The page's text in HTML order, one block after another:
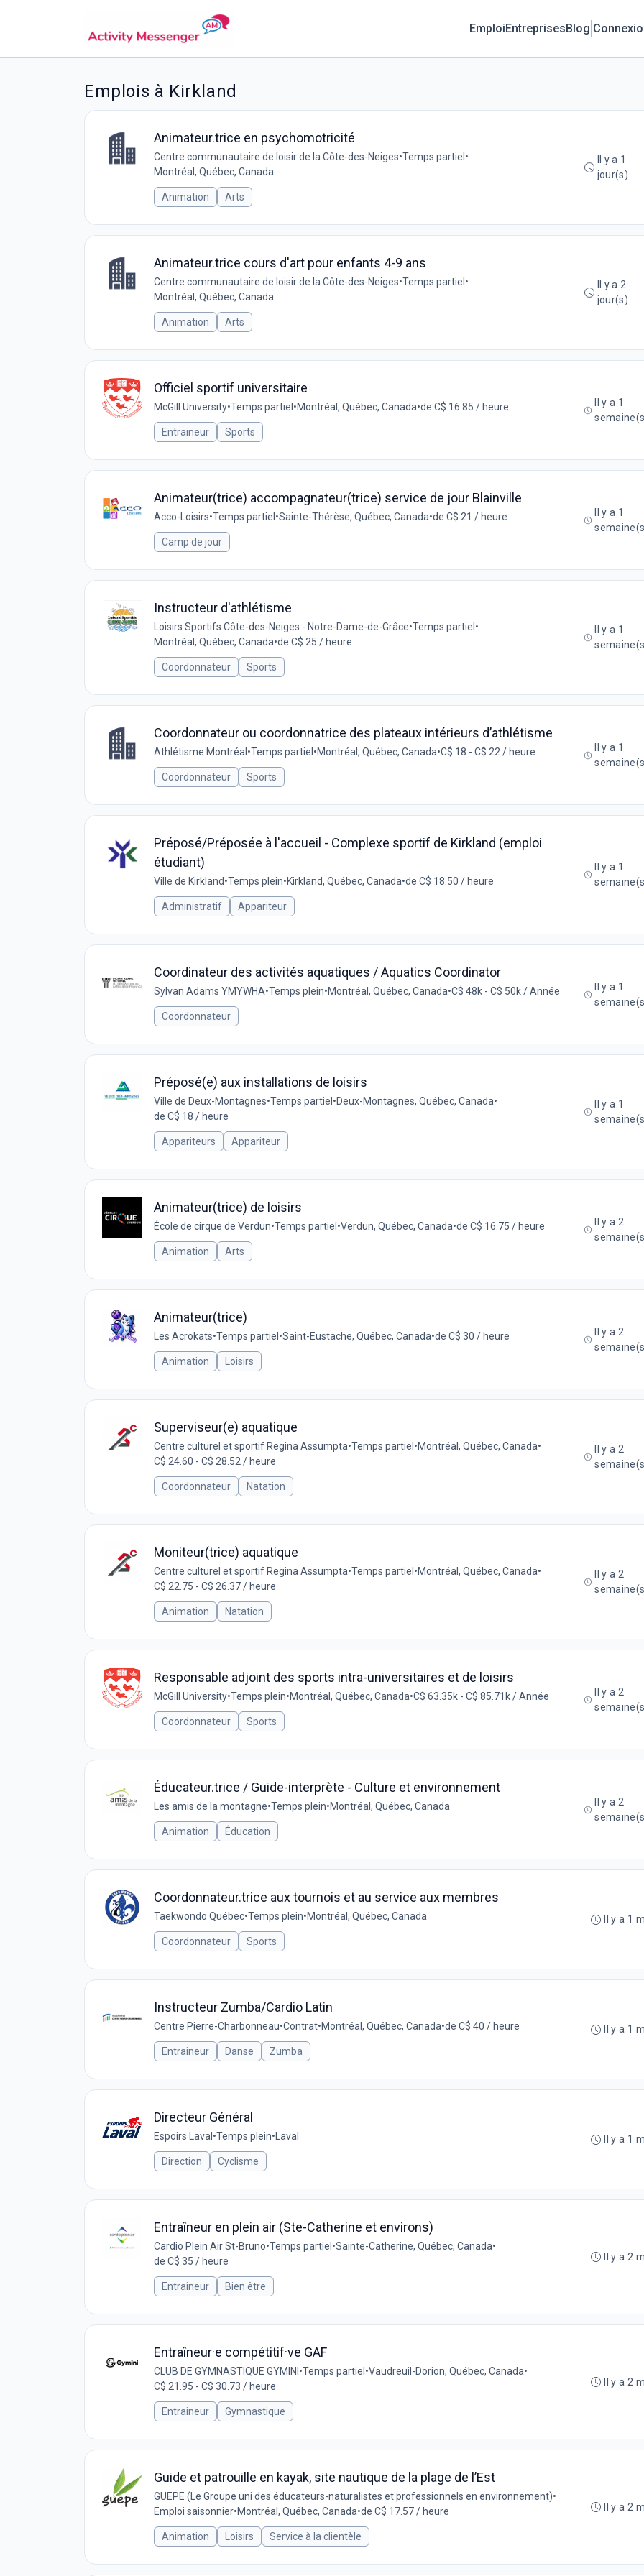
EmploiEntreprisesBlog
Emplois à Kirkland
Animateur.trice en psychomotricité
Centre communautaire de loisir de la Côte-des-Neiges•Temps partiel •
Montréal, Québec, Canada
Animation Arts
Il y a 1
jour(s)
Animateur.trice cours d'art pour enfants 4-9 ans
Centre communautaire de loisir de la Côte-des-Neiges•Temps partiel •
Montréal, Québec, Canada
Animation Arts
Il y a 2
jour(s)
Officiel sportif universitaire
McGill University•Temps partiel •Montréal, Québec, Canada•de C$ 16.85 / heure
Entraineur Sports
Il y a 1
Animateur(trice) accompagnateur(trice) service de jour Blainville
Acco-Loisirs•Temps partiel •Sainte-Thérèse, Québec, Canada•de C$ 21 / heure
Camp de jour
Il y a 1
Instructeur d'athlétisme
Loisirs Sportifs Côte-des-Neiges - Notre-Dame-de-Grâce•Temps partiel •
Montréal, Québec, Canada•de C$ 25 / heure
Coordonnateur Sports
Il y a 1
Coordonnateur ou coordonnatrice des plateaux intérieurs d’athlétisme
Athlétisme Montréal •Temps partiel •Montréal, Québec, Canada•C$ 18 - C$ 22 / heure
Coordonnateur Sports
Il y a 1
Préposé/Préposée à l'accueil - Complexe sportif de Kirkland (emploi
étudiant)
Ville de Kirkland•Temps plein•Kirkland, Québec, Canada•de C$ 18.50 / heure
Administratif Appariteur
Il y a 1
Coordinateur des activités aquatiques / Aquatics Coordinator
Sylvan Adams YMYWHA•Temps plein•Montréal, Québec, Canada•C$ 48k - C$ 50k / Année
Coordonnateur
Il y a 1
Préposé(e) aux installations de loisirs
Ville de Deux-Montagnes•Temps partiel •Deux-Montagnes, Québec, Canada•
de C$ 18 / heure
Appariteurs Appariteur
Il y a 1
Animateur(trice) de loisirs
École de cirque de Verdun•Temps partiel •Verdun, Québec, Canada•de C$ 16.75 / heure
Animation Arts
Il y a 2
Animateur(trice)
Les Acrokats•Temps partiel •Saint-Eustache, Québec, Canada•de C$ 30 / heure
Animation Loisirs
Il y a 2
Superviseur(e) aquatique
Centre culturel et sportif Regina Assumpta•Temps partiel •Montréal, Québec, Canada•
C$ 24.60 - C$ 28.52 / heure
Coordonnateur Natation
Il y a 2
Moniteur(trice) aquatique
Centre culturel et sportif Regina Assumpta•Temps partiel •Montréal, Québec, Canada•
C$ 22.75 - C$ 26.37 / heure
Animation Natation
Il y a 2
Responsable adjoint des sports intra-universitaires et de loisirs
McGill University•Temps plein•Montréal, Québec, Canada•C$ 63.35k - C$ 85.71k / Année
Coordonnateur Sports
Il y a 2
Éducateur.trice / Guide-interprète - Culture et environnement
Les amis de la montagne•Temps plein•Montréal, Québec, Canada
Animation Éducation
Il y a 2
Coordonnateur.trice aux tournois et au service aux membres
Taekwondo Québec•Temps plein•Montréal, Québec, Canada
Coordonnateur Sports
Il y a 1
Instructeur Zumba/Cardio Latin
Centre Pierre-Charbonneau•Contrat•Montréal, Québec, Canada•de C$ 40 / heure
Entraineur Danse Zumba
Il y a 1
Directeur Général
Espoirs Laval •Temps plein• Laval
Direction Cyclisme
Il y a 1
Entraîneur en plein air (Ste-Catherine et environs)
Cardio Plein Air St-Bruno•Temps partiel •Sainte-Catherine, Québec, Canada•
de C$ 35 / heure
Entraineur Bien être
Il y a 2
Entraîneur·e compétitif·ve GAF
CLUB DE GYMNASTIQUE GYMINI •Temps partiel •Vaudreuil-Dorion, Québec, Canada•
C$ 21.95 - C$ 30.73 / heure
Entraineur Gymnastique
Il y a 2
Guide et patrouille en kayak, site nautique de la plage de l’Est
GUEPE (Le Groupe uni des éducateurs-naturalistes et professionnels en environnement)•
Emploi saisonnier•Montréal, Québec, Canada•de C$ 17.57 / heure
Animation Loisirs Service à la clientèle
Il y a 2